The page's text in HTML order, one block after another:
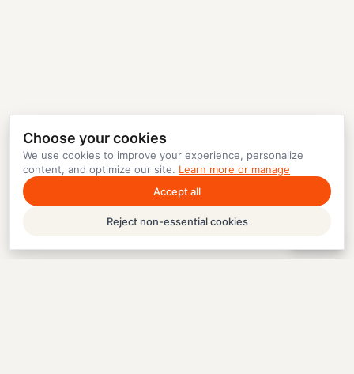
Choose your cookies
We use cookies to improve your experience, personalize
content, and optimize our site. Learn more or manage
Accept all
Reject non-essential cookies